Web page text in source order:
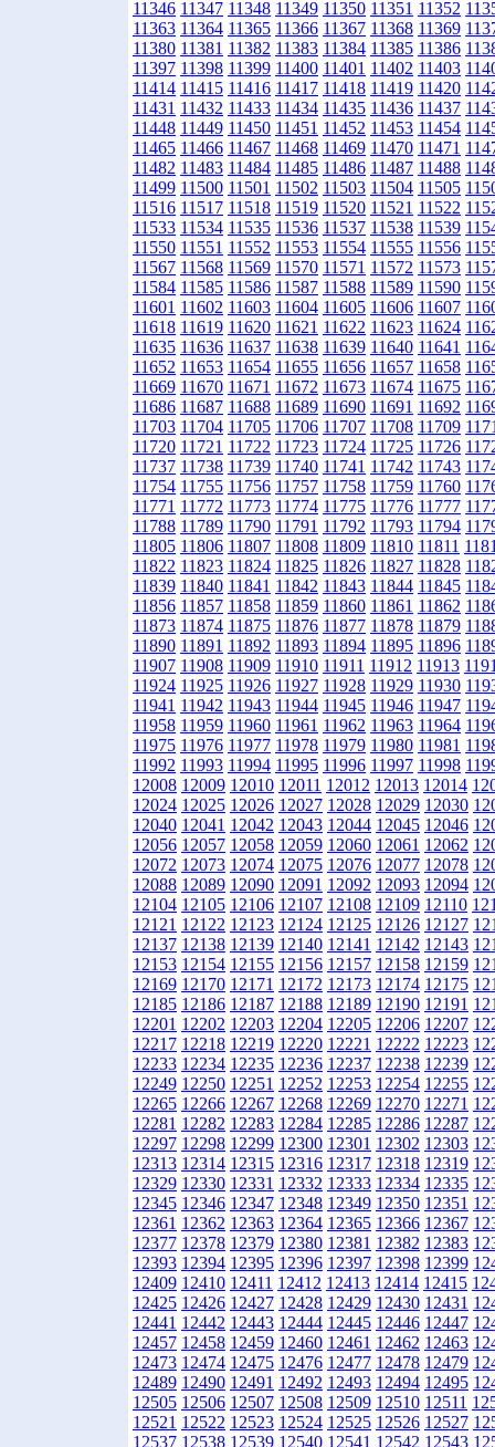
11346 11347 11348 11349 11350 11351 11352
11363 11364 11365 11366 11367 11368 11369
11380 11381 11382 11383 11384 11385 11386
11397 11398 11399 11400 11401 11402 11403
11414 11415 11416 11417 11418 11419 11420
11431 11432 11433 11434 11435 11436 11437
11448 11449 11450 11451 11452 11453 11454
11465 11466 11467 11468 11469 11470 11471
11482 11483 11484 11485 11486 11487 11488
11499 11500 11501 11502 11503 11504 11505
11516 11517 11518 11519 11520 11521 11522
11533 11534 11535 11536 11537 11538 11539
11550 11551 11552 11553 11554 11555 11556
11567 11568 11569 11570 11571 11572 11573
11584 11585 11586 11587 11588 11589 11590
11601 11602 11603 11604 11605 11606 11607
11618 11619 11620 11621 11622 11623 11624
11635 11636 11637 11638 11639 11640 11641
11652 11653 11654 11655 11656 11657 11658
11669 11670 11671 11672 11673 11674 11675
11686 11687 11688 11689 11690 11691 11692
11703 11704 11705 11706 11707 11708 11709
11720 11721 11722 11723 11724 11725 11726
11737 11738 11739 11740 11741 11742 11743
11754 11755 11756 11757 11758 11759 11760
11771 11772 11773 11774 11775 11776 11777
11788 11789 11790 11791 11792 11793 11794
11805 11806 11807 11808 11809 11810 11811
11822 11823 11824 11825 11826 11827 11828
11839 11840 11841 11842 11843 11844 11845
11856 11857 11858 11859 11860 11861 11862
11873 11874 11875 11876 11877 11878 11879
11890 11891 11892 11893 11894 11895 11896
11907 11908 11909 11910 11911 11912 11913
11924 11925 11926 11927 11928 11929 11930
11941 11942 11943 11944 11945 11946 11947
11958 11959 11960 11961 11962 11963 11964
11975 11976 11977 11978 11979 11980 11981
11992 11993 11994 11995 11996 11997 11998
12008 12009 12010 12011 12012 12013 12014
12024 12025 12026 12027 12028 12029 12030
12040 12041 12042 12043 12044 12045 12046
12056 12057 12058 12059 12060 12061 12062
12072 12073 12074 12075 12076 12077 12078
12088 12089 12090 12091 12092 12093 12094
12104 12105 12106 12107 12108 12109 12110
12121 12122 12123 12124 12125 12126 12127
12137 12138 12139 12140 12141 12142 12143
12153 12154 12155 12156 12157 12158 12159
12169 12170 12171 12172 12173 12174 12175
12185 12186 12187 12188 12189 12190 12191
12201 12202 12203 12204 12205 12206 12207
12217 12218 12219 12220 12221 12222 12223
12233 12234 12235 12236 12237 12238 12239
12249 12250 12251 12252 12253 12254 12255
12265 12266 12267 12268 12269 12270 12271
12281 12282 12283 12284 12285 12286 12287
12297 12298 12299 12300 12301 12302 12303
12313 12314 12315 12316 12317 12318 12319
12329 12330 12331 12332 12333 12334 12335
12345 12346 12347 12348 12349 12350 12351
12361 12362 12363 12364 12365 12366 12367
12377 12378 12379 12380 12381 12382 12383
12393 12394 12395 12396 12397 12398 12399
12409 12410 12411 12412 12413 12414 12415
12425 12426 12427 12428 12429 12430 12431
12441 12442 12443 12444 12445 12446 12447
12457 12458 12459 12460 12461 12462 12463
12473 12474 12475 12476 12477 12478 12479
12489 12490 12491 12492 12493 12494 12495
12505 12506 12507 12508 12509 12510 12511
12521 12522 12523 12524 12525 12526 12527
12537 12538 12539 12540 12541 12542 12543